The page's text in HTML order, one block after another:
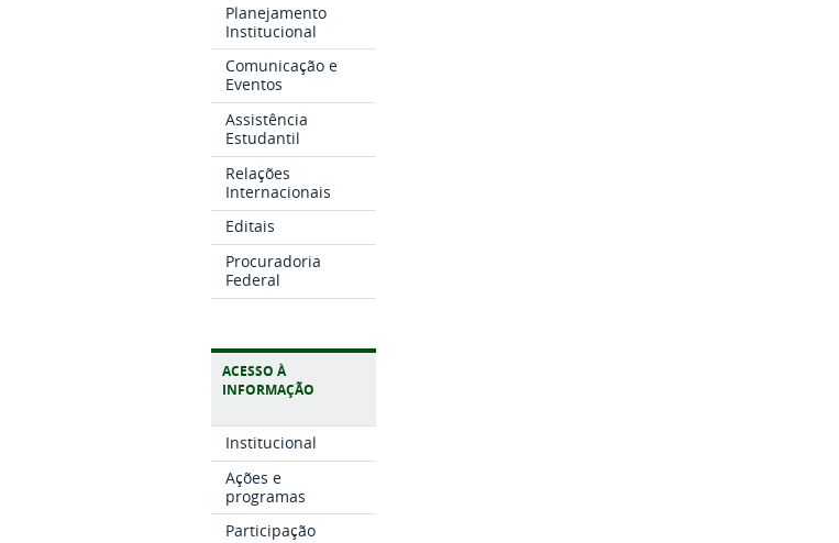
Planejamento
Institucional
Comunicação e
Eventos
Assistência
Estudantil
Relações
Internacionais
Editais
Procuradoria
Federal
ACESSO À
INFORMAÇÃO
Institucional
Ações e
programas
Participação